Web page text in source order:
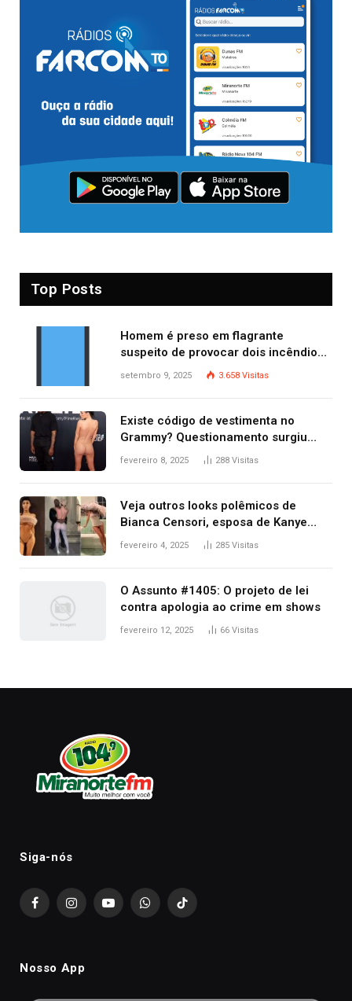
Top Posts
Homem é preso em flagrante
suspeito de provocar dois incêndios
criminosos no mesmo dia
setembro 9, 2025 3.658 Visitas
Existe código de vestimenta no
Grammy? Questionamento surgiu
após Bianca Censori, mulher de
fevereiro 8, 2025 288 Visitas
Veja outros looks polêmicos de
Bianca Censori, esposa de Kanye
West que apareceu nua no Grammy
fevereiro 4, 2025 285 Visitas
O Assunto #1405: O projeto de lei
contra apologia ao crime em shows
fevereiro 12, 2025 66 Visitas
Siga-nós
FacebookInstagramYouTubeWhatsAppTikTok
Nosso App